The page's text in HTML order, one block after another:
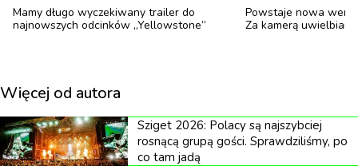
Mamy długo wyczekiwany trailer do
najnowszych odcinków „Yellowstone”
Powstaje nowa
Za kamerą
Więcej od autora
Sziget 2026: Polacy są najszybciej
rosnącą grupą gości. Sprawdziliśmy, po
co tam jadą